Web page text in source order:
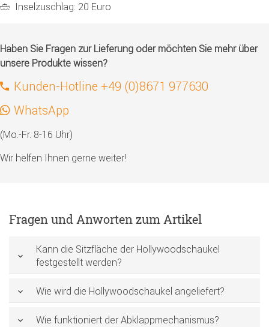
Inselzuschlag: 20 Euro
Haben Sie Fragen zur Lieferung oder möchten Sie mehr über
unsere Produkte wissen?
Kunden-Hotline +49 (0)8671 977630
WhatsApp
(Mo.-Fr. 8-16 Uhr)
Wir helfen Ihnen gerne weiter!
Fragen und Anworten zum Artikel
Kann die Sitzfläche der Hollywoodschaukel
festgestellt werden?
Wie wird die Hollywoodschaukel angeliefert?
Wie funktioniert der Abklappmechanismus?